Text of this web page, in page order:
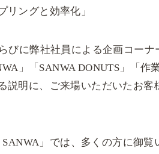
リングと効率化」
びに弊社社員による企画コー
」「SANWA DONUTS」「作
説明に、ご来場いただいたお
」では、多くの方に御